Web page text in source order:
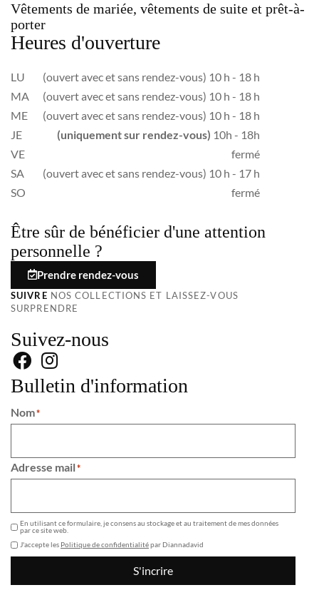
Vêtements de mariée, vêtements de suite et prêt-à-
porter
Heures d'ouverture
LU
(ouvert avec et sans rendez-vous) 10 h - 18 h
MA
(ouvert avec et sans rendez-vous) 10 h - 18 h
ME
(ouvert avec et sans rendez-vous) 10 h - 18 h
JE
(uniquement sur rendez-vous) 10h - 18h
VE
fermé
SA
(ouvert avec et sans rendez-vous) 10 h - 17 h
SO
fermé
Être sûr de bénéficier d'une attention
personnelle ?
Prendre rendez-vous
SUIVRE NOS COLLECTIONS ET LAISSEZ-VOUS
SURPRENDRE
Suivez-nous
Bulletin d'information
Nom*
Adresse mail*
En utilisant ce formulaire, je consens au stockage et au traitement de mes données
par ce site web.
J'accepte les Politique de confidentialitépar Diannadavid
S'incrire